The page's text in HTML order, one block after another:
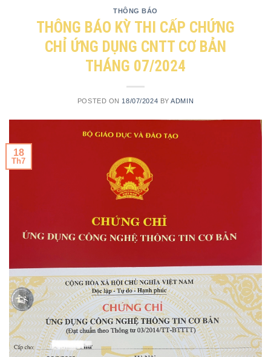
THÔNG BÁO
THÔNG BÁO KỲ THI CẤP CHỨNG
CHỈ ỨNG DỤNG CNTT CƠ BẢN
THÁNG 07/2024
POSTED ON 18/07/2024 BYADMIN
18
Th7